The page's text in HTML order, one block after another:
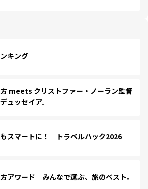
キング
meets クリストファー・ノーラン監督
ュッセイア』
スマートに！ トラベルハック2026
アワード みんなで選ぶ、旅のベスト。